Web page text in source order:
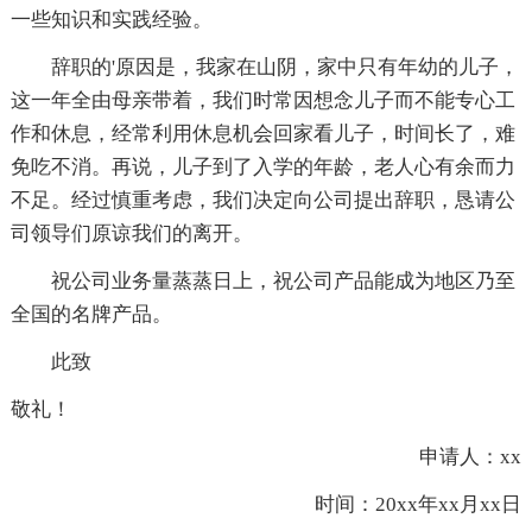
一些知识和实践经验。
辞职的'原因是，我家在山阴，家中只有年幼的儿子，
这一年全由母亲带着，我们时常因想念儿子而不能专心工
作和休息，经常利用休息机会回家看儿子，时间长了，难
免吃不消。再说，儿子到了入学的年龄，老人心有余而力
不足。经过慎重考虑，我们决定向公司提出辞职，恳请公
司领导们原谅我们的离开。
祝公司业务量蒸蒸日上，祝公司产品能成为地区乃至
全国的名牌产品。
此致
敬礼！
申请人：xx
时间：20xx年xx月xx日